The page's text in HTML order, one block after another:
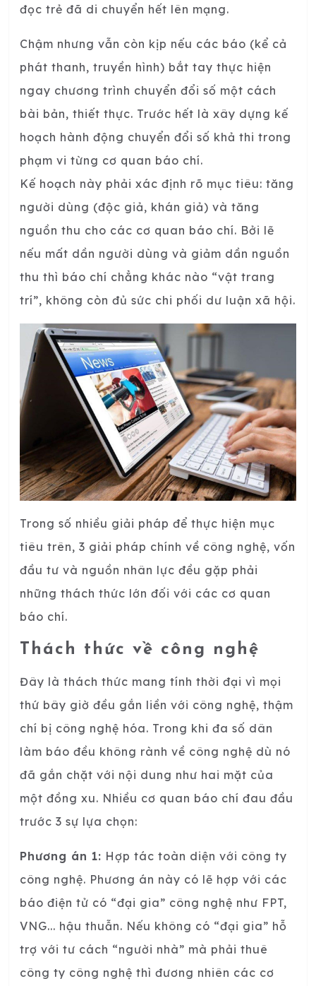
đọc trẻ đã di chuyển hết lên mạng.
Chậm nhưng vẫn còn kịp nếu các báo (kể cả
phát thanh, truyền hình) bắt tay thực hiện
ngay chương trình chuyển đổi số một cách
bài bản, thiết thực. Trước hết là xây dựng kế
hoạch hành động chuyển đổi số khả thi trong
phạm vi từng cơ quan báo chí.
Kế hoạch này phải xác định rõ mục tiêu: tăng
người dùng (độc giả, khán giả) và tăng
nguồn thu cho các cơ quan báo chí. Bởi lẽ
nếu mất dần người dùng và giảm dần nguồn
thu thì báo chí chẳng khác nào “vật trang
trí”, không còn đủ sức chi phối dư luận xã hội.
Trong số nhiều giải pháp để thực hiện mục
tiêu trên, 3 giải pháp chính về công nghệ, vốn
đầu tư và nguồn nhân lực đều gặp phải
những thách thức lớn đối với các cơ quan
báo chí.
Thách thức về công nghệ
Đây là thách thức mang tính thời đại vì mọi
thứ bây giờ đều gắn liền với công nghệ, thậm
chí bị công nghệ hóa. Trong khi đa số dân
làm báo đều không rành về công nghệ dù nó
đã gắn chặt với nội dung như hai mặt của
một đồng xu. Nhiều cơ quan báo chí đau đầu
trước 3 sự lựa chọn:
Phương án 1: Hợp tác toàn diện với công ty
công nghệ. Phương án này có lẽ hợp với các
báo điện tử có “đại gia” công nghệ như FPT,
VNG... hậu thuẫn. Nếu không có “đại gia” hỗ
trợ với tư cách “người nhà” mà phải thuê
công ty công nghệ thì đương nhiên các cơ